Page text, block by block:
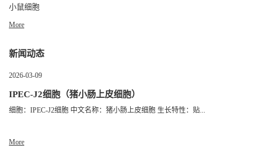
小鼠细胞
More
新闻动态
2026-03-09
IPEC-J2细胞（猪小肠上皮细胞）
细胞：IPEC-J2细胞 中文名称：猪小肠上皮细胞 生长特性：贴...
More